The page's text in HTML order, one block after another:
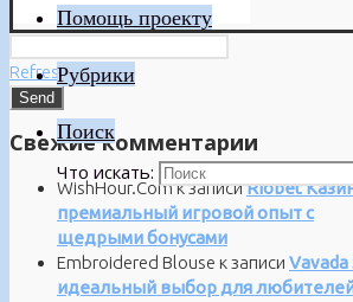
Помощь проекту
Рубрики
Поиск
Что искать:
Refresh
Свежие комментарии
WishHour.Comк записиRiobet
премиальный игровой опыт с
щедрыми бонусами
Embroidered Blouse к записи Vavada
идеальный выбор для